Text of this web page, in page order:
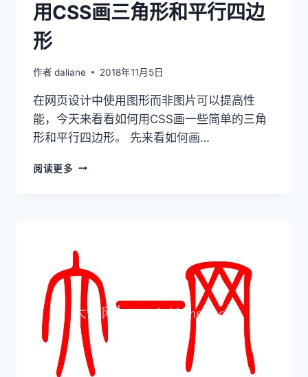
用CSS画三角形和平行四边
形
作者 daliane 2018年11月5日
在网页设计中使用图形而非图片可以提高性
能，今天来看看如何用CSS画一些简单的三角
形和平行四边形。 先来看如何画…
阅读更多 用
和
平
行
四
边